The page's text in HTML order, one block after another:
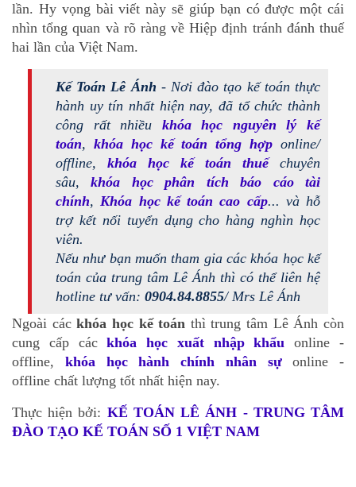
lần. Hy vọng bài viết này sẽ giúp bạn có được một cái
nhìn tổng quan và rõ ràng về Hiệp định tránh đánh thuế
hai lần của Việt Nam.
Kế Toán Lê Ánh - Nơi đào tạo kế toán thực
hành uy tín nhất hiện nay, đã tổ chức thành
công rất nhiều khóa học nguyên lý kế
toán, khóa học kế toán tổng hợp online/
offline, khóa học kế toán thuếchuyên
sâu,khóa học phân tích báo cáo tài
chính, Khóa học kế toán cao cấp... và hỗ
trợ kết nối tuyển dụng cho hàng nghìn học
viên.
Nếu như bạn muốn tham gia các khóa học kế
toán của trung tâm Lê Ánh thì có thể liên hệ
hotline tư vấn: 0904.84.8855/ Mrs Lê Ánh
Ngoài cáckhóa học kế toán thì trung tâm Lê Ánh còn
cung cấp cáckhóa học xuất nhập khẩu
online -
offline, khóa học hành chính nhân sựonline -
offline chất lượng tốt nhất hiện nay.
Thực hiện bởi: KẾ TOÁN LÊ ÁNH - TRUNG TÂM
ĐÀO TẠO KẾ TOÁN SỐ 1 VIỆT NAM